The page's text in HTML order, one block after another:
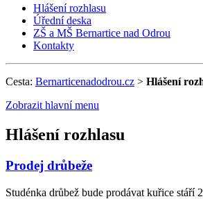
Hlášení rozhlasu
Úřední deska
ZŠ a MŠ Bernartice nad Odrou
Kontakty
Cesta: Bernarticenadodrou.cz > Hlášení
Zobrazit hlavní menu
Hlášení rozhlasu
Prodej drůbeže
Studénka drůbež bude prodávat kuřice stáří